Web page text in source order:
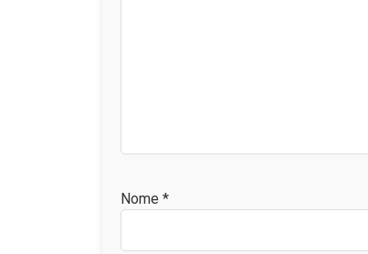
Nome *